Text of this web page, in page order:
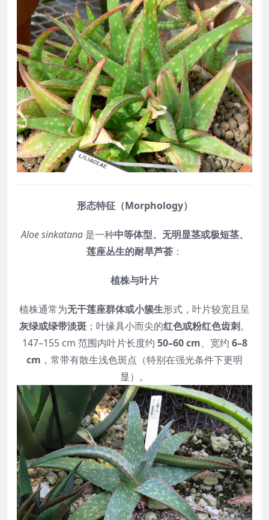
形态特征（Morphology）
Aloe sinkatana是一种中等体型、无明显茎或极短茎、
莲座丛生的耐旱芦荟 ：
植株与叶片
植株通常为无干莲座群体或小簇生形式，叶片较宽且呈
灰绿或绿带淡斑 ；叶缘具小而尖的红色或粉红色齿刺。
147–155 cm 范围内叶片长度约 50–60 cm、宽约 6–8
cm ，常带有散生浅色斑点（特别在强光条件下更明
显）。